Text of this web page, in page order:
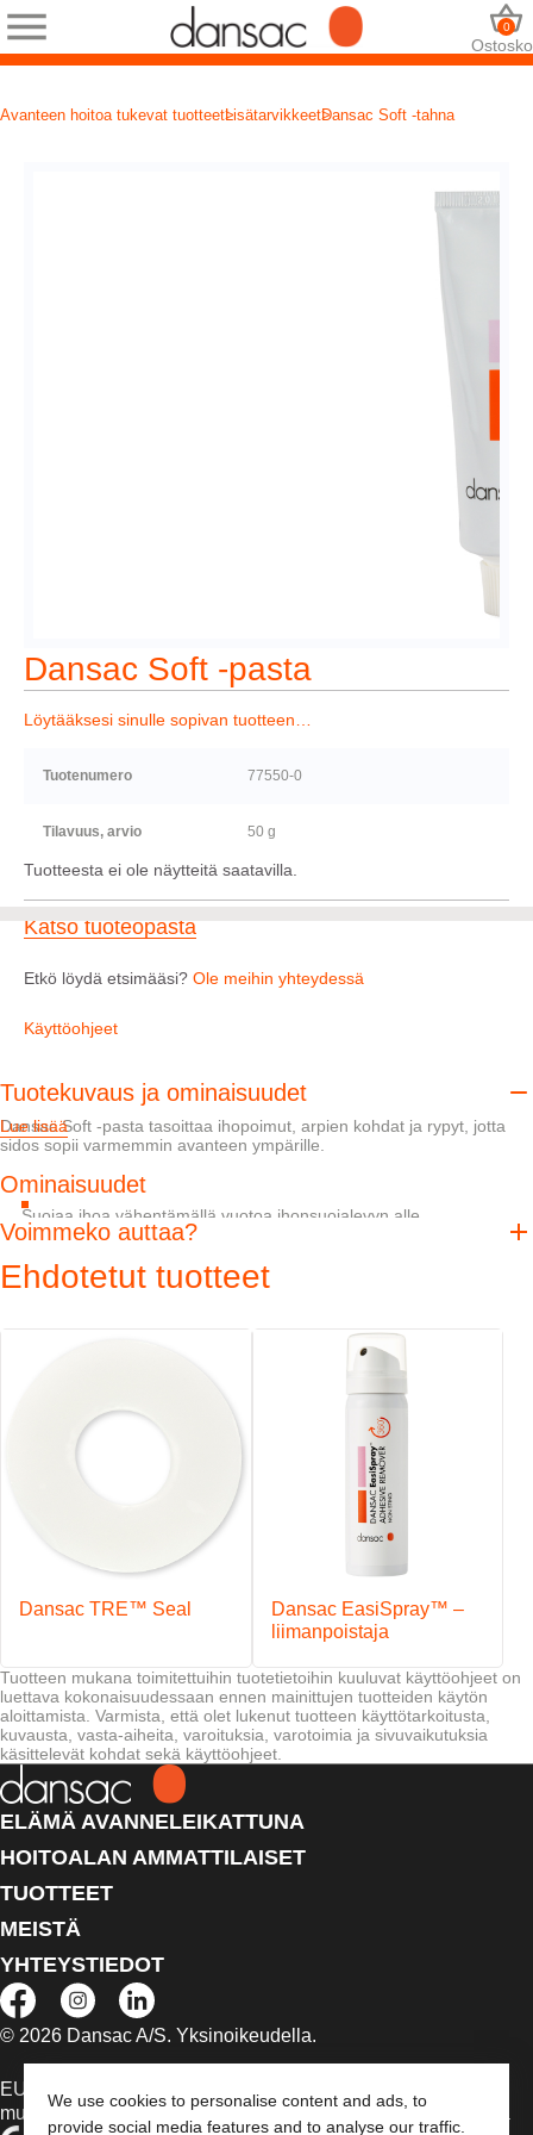
We use cookies to personalise content and ads, to
provide social media features and to analyse our traffic.
0
Avanteen hoitoa tukevat tuotteetLisätarvikkeetDansac Soft ‑tahna
Dansac Soft -pasta
Löytääksesi sinulle sopivan tuotteen…
Tuotenumero 77550-0
Tilavuus, arvio 50 g
Tuotteesta ei ole näytteitä saatavilla.
Katso tuoteopasta
Etkö löydä etsimääsi? Ole meihin yhteydessä
Käyttöohjeet
Tuotekuvaus ja ominaisuudet
Dansac Soft ‑pasta tasoittaa ihopoimut, arpien kohdat ja rypyt, jotta
sidos sopii varmemmin avanteen ympärille.
Ominaisuudet
Suojaa ihoa vähentämällä vuotoa ihonsuojalevyn alle
Voidaan asettaa suoraan kuivalle iholle tai ihonsuojalevyyn kostealla
sormella tai lastalla
Voidaan käyttää yhdessä Dansac-ihonsuojarenkaan tai Dansac GX-
Lue lisää
Voimmeko auttaa?
Ehdotetut tuotteet
Dansac TRE™ Seal
Dansac EasiSpray™ –
liimanpoistaja
Tuotteen mukana toimitettuihin tuotetietoihin kuuluvat käyttöohjeet on
luettava kokonaisuudessaan ennen mainittujen tuotteiden käytön
aloittamista. Varmista, että olet lukenut tuotteen käyttötarkoitusta,
kuvausta, vasta-aiheita, varoituksia, varotoimia ja sivuvaikutuksia
käsittelevät kohdat sekä käyttöohjeet.
ELÄMÄ AVANNELEIKATTUNA
HOITOALAN AMMATTILAISET
TUOTTEET
MEISTÄ
YHTEYSTIEDOT
© 2026 Dansac A/S. Yksinoikeudella.
EU:n alueella myytävät lääkinnälliset laitteet on tapauksen
mukaan merkitty jommallakummalla seuraavista symboleista